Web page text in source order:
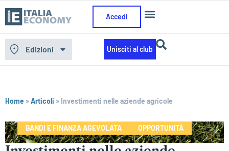
Accedi
Edizioni Unisciti al club
Home »Articoli » Investimenti nelle aziende agricole
BANDI E FINANZA AGEVOLATA OPPORTUNITÀ